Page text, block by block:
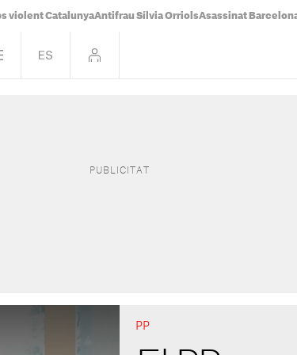
violent CatalunyaAntifrau Sílvia OrriolsAsassinat
PP